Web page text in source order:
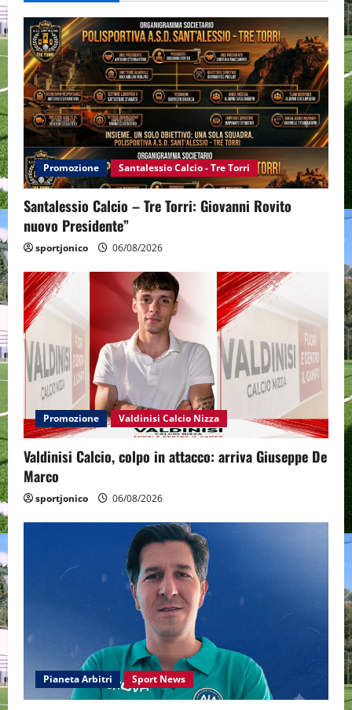
Promozione Santalessio Calcio - Tre Torri
Santalessio Calcio – Tre Torri: Giovanni Rovito
nuovo Presidente”
sportjonico 06/08/2026
Promozione Valdinisi Calcio Nizza
Valdinisi Calcio, colpo in attacco: arriva Giuseppe De
Marco
sportjonico 06/08/2026
Pianeta Arbitri Sport News